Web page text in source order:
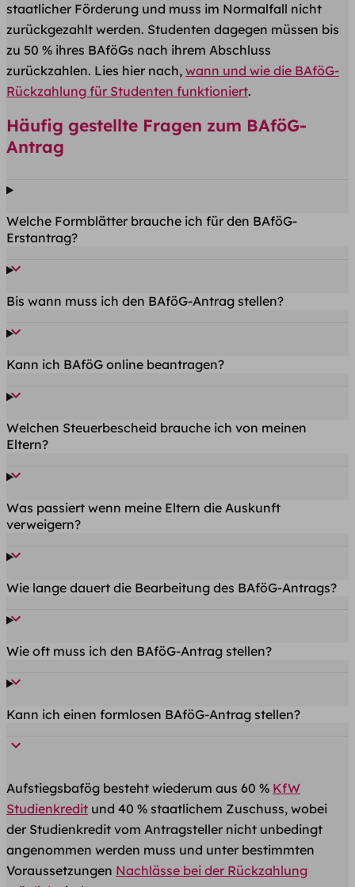
staatlicher Förderung und muss im Normalfall nicht
zurückgezahlt werden. Studenten dagegen müssen bis
zu 50 % ihres BAföGs nach ihrem Abschluss
zurückzahlen. Lies hier nach, wann und wie die BAföG-
Rückzahlung für Studenten funktioniert.
Häufig gestellte Fragen zum BAföG-
Antrag
Welche Formblätter brauche ich für den BAföG-
Erstantrag?
Bis wann muss ich den BAföG-Antrag stellen?
Kann ich BAföG online beantragen?
Welchen Steuerbescheid brauche ich von meinen
Eltern?
Was passiert wenn meine Eltern die Auskunft
verweigern?
Wie lange dauert die Bearbeitung des BAföG-Antrags?
Wie oft muss ich den BAföG-Antrag stellen?
Kann ich einen formlosen BAföG-Antrag stellen?
Aufstiegsbafög besteht wiederum aus 60 % KfW
Studienkredit und 40 % staatlichem Zuschuss, wobei
der Studienkredit vom Antragsteller nicht unbedingt
angenommen werden muss und unter bestimmten
Voraussetzungen Nachlässe bei der Rückzahlung